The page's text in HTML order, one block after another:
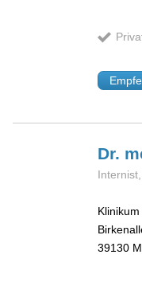
Dr.
39130